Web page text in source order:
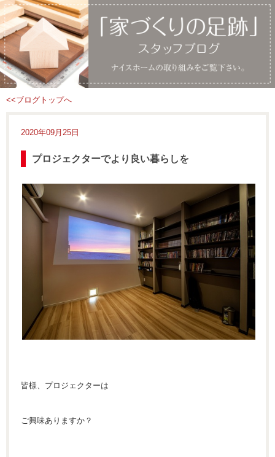
<<ブログトップへ
2020年09月25日
プロジェクターでより良い暮らしを
皆様、プロジェクターは
ご興味ありますか？